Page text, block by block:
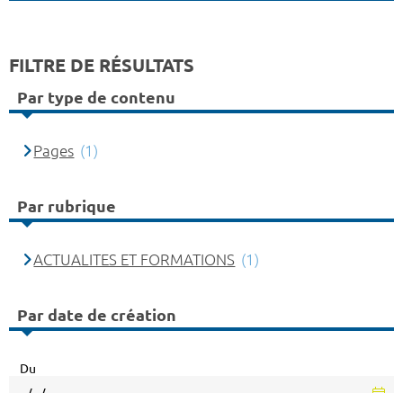
FILTRE DE RÉSULTATS
Par type de contenu
Pages (1)
Par rubrique
ACTUALITES ET FORMATIONS (1)
Par date de création
Du